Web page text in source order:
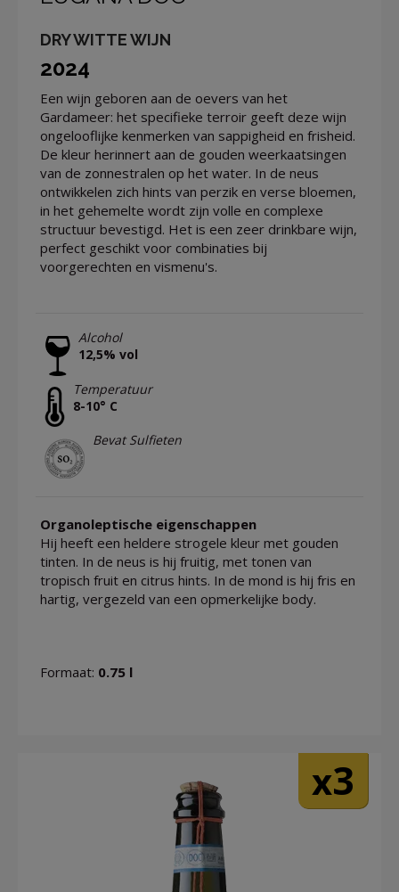
DRY WITTE WIJN
2024
Een wijn geboren aan de oevers van het
Gardameer: ​​het specifieke terroir geeft deze wijn
ongelooflijke kenmerken van sappigheid en frisheid.
De kleur herinnert aan de gouden weerkaatsingen
van de zonnestralen op het water. In de neus
ontwikkelen zich hints van perzik en verse bloemen,
in het gehemelte wordt zijn volle en complexe
structuur bevestigd. Het is een zeer drinkbare wijn,
perfect geschikt voor combinaties bij
voorgerechten en vismenu's.
Alcohol
12,5% vol
Temperatuur
8-10° C
Bevat Sulfieten
Organoleptische eigenschappen
Hij heeft een heldere strogele kleur met gouden
tinten. In de neus is hij fruitig, met tonen van
tropisch fruit en citrus hints. In de mond is hij fris en
hartig, vergezeld van een opmerkelijke body.
Formaat: 0.75 l
x3